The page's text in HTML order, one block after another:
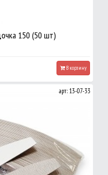
150 (50 шт)
В корзину
арт: 13-07-33